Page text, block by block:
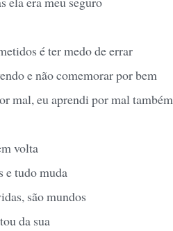
é ter medo de errar
e não comemorar por bem
mal, eu aprendi por mal também
volta
e tudo muda
são mundos
da sua